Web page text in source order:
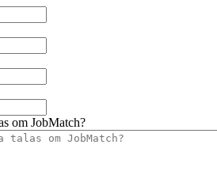
om JobMatch?